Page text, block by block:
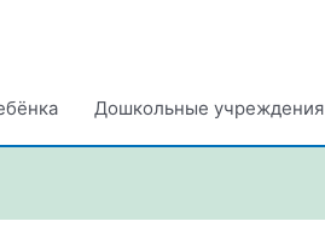
Дошкольные учреждения